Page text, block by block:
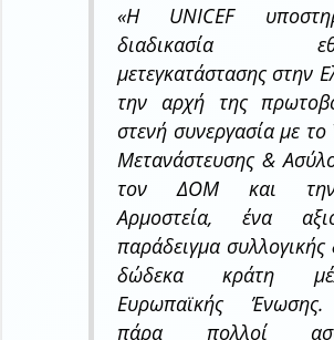
«Η UNICEF
διαδικασία
μετεγκατάστασης στην
την αρχή της
στενή συνεργασία με το
Μετανάστευσης &
τον ΔΟΜ και
Αρμοστεία, ένα
παράδειγμα
δώδεκα κράτη
Ευρωπαϊκής
πάρα πολλοί